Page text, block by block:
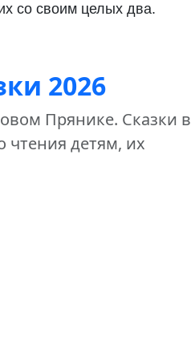
со своим целых два.
2026
Прянике. Сказки в
чтения детям, их